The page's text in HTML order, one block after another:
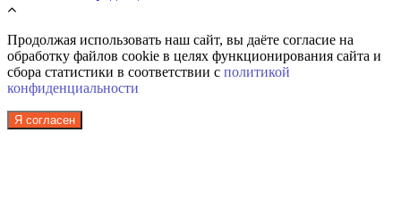
Продолжая использовать наш сайт, вы даёте согласие на
обработку файлов cookie в целях функционирования сайта и
сбора статистики в соответствии с политикой
конфиденциальности
Я согласен